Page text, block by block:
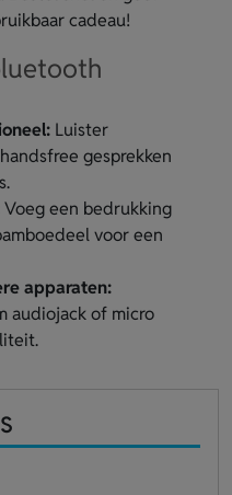
cadeau!
Luister
gesprekken
Voeg een bedrukking
voor een
apparaten:
audiojack of micro